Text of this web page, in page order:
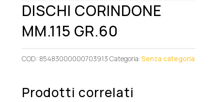
DISCHI CORINDONE
MM.115 GR.60
COD: 85483000000703913 Categoria: Senza categoria
Prodotti correlati